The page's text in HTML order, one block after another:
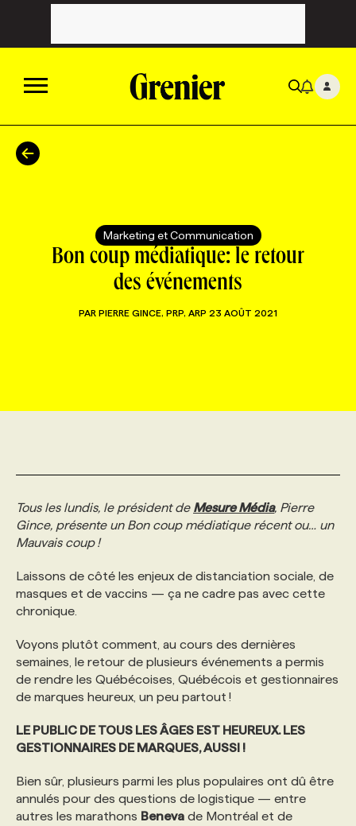
ACTUALITÉS
TOUTES LES CATÉGORIES
PRIX ET DISTINCTIONS
TENDANCES
CHRONIQUES
GEO/SEO
ÉVÉNEMENTIEL
NOS AUTEUR‧RICES
FORFAITS ABONNEMENT
INFOLETTRES
ANNONCEZ AVEC NOUS
FAQ
ANNONCEZ AVEC NOUS
ANNONCEZ AVEC NOUS
NOS PARCOURS DE FORMATIONS
FORMATIONS PERSONNALISÉES
NOS FORMATEUR‧RICES
POURQUOI CHOISIR NOS FORMATIONS
NOS TARIFS
PROGRAMMES DE SUBVENTIONS
FAQ
SERVICE DE CHASSE DE TÊTE
NOS TARIFS
NOS EXPERTISES
FAQ
ANNONCEZ AVEC NOUS
Marketing et Communication
Bon coup médiatique: le retour
des événements
PAR PIERRE GINCE, PRP, ARP 23 AOÛT 2021
Tous les lundis, le président de Mesure Média, Pierre
Gince, présente un Bon coup médiatique récent ou… un
Mauvais coup !
Laissons de côté les enjeux de distanciation sociale, de
masques et de vaccins — ça ne cadre pas avec cette
chronique.
Voyons plutôt comment, au cours des dernières
semaines, le retour de plusieurs événements a permis
de rendre les Québécoises, Québécois et gestionnaires
de marques heureux, un peu partout !
LE PUBLIC DE TOUS LES ÂGES EST HEUREUX. LES
GESTIONNAIRES DE MARQUES, AUSSI !
Bien sûr, plusieurs parmi les plus populaires ont dû être
annulés pour des questions de logistique — entre
autres les marathons Beneva de Montréal et de